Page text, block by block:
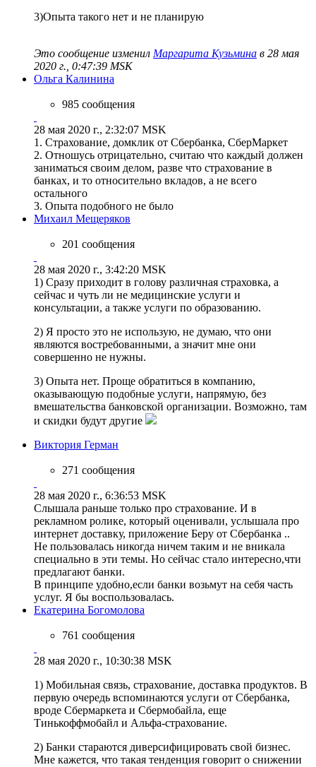
3)Опыта такого нет и не планирую
Это сообщение изменил Маргарита Кузьмина в 28 мая
2020 г., 0:47:39 MSK
Ольга Калинина
985 сообщения
28 мая 2020 г., 2:32:07 MSK
1. Страхование, домклик от Сбербанка, СберМаркет
2. Отношусь отрицательно, считаю что каждый должен
заниматься своим делом, разве что страхование в
банках, и то относительно вкладов, а не всего
остального
3. Опыта подобного не было
Михаил Мещеряков
201 сообщения
28 мая 2020 г., 3:42:20 MSK
1) Сразу приходит в голову различная страховка, а
сейчас и чуть ли не медицинские услуги и
консультации, а также услуги по образованию.
2) Я просто это не использую, не думаю, что они
являются востребованными, а значит мне они
совершенно не нужны.
3) Опыта нет. Проще обратиться в компанию,
оказывающую подобные услуги, напрямую, без
вмешательства банковской организации. Возможно, там
и скидки будут другие
Виктория Герман
271 сообщения
28 мая 2020 г., 6:36:53 MSK
Слышала раньше только про страхование. И в
рекламном ролике, который оценивали, услышала про
интернет доставку, приложение Беру от Сбербанка ..
Не пользовалась никогда ничем таким и не вникала
специально в эти темы. Но сейчас стало интересно,чти
предлагают банки.
В принципе удобно,если банки возьмут на себя часть
услуг. Я бы воспользовалась.
Екатерина Богомолова
761 сообщения
28 мая 2020 г., 10:30:38 MSK
1) Мобильная связь, страхование, доставка продуктов. В
первую очередь вспоминаются услуги от Сбербанка,
вроде Сбермаркета и Сбермобайла, еще
Тинькоффмобайл и Альфа-страхование.
2) Банки стараются диверсифицировать свой бизнес.
Мне кажется, что такая тенденция говорит о снижении